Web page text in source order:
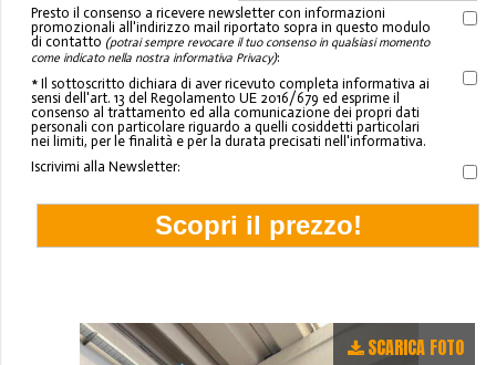
Presto il consenso a ricevere newsletter con informazioni
promozionali all'indirizzo mail riportato sopra in questo modulo
di contatto (potrai sempre revocare il tuo consenso in qualsiasi momento
come indicato nella nostra informativa Privacy):
* Il sottoscritto dichiara di aver ricevuto completa informativa ai
sensi dell'art. 13 del Regolamento UE 2016/679 ed esprime il
consenso al trattamento ed alla comunicazione dei propri dati
personali con particolare riguardo a quelli cosiddetti particolari
nei limiti, per le finalità e per la durata precisati nell'informativa.
Iscrivimi alla Newsletter:
SCARICA FOTO